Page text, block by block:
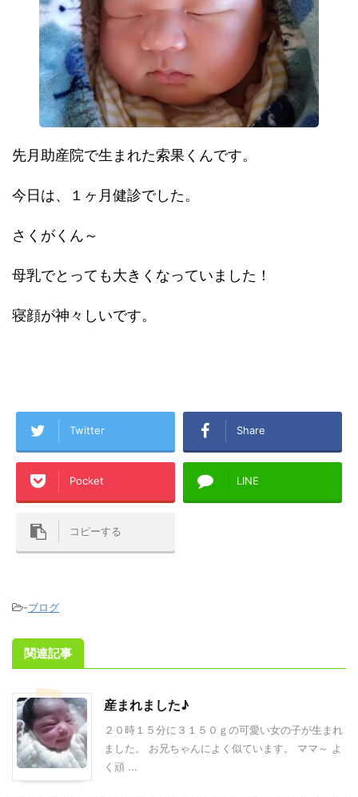
先月助産院で生まれた索果くんです。
今日は、１ヶ月健診でした。
さくがくん～
母乳でとっても大きくなっていました！
寝顔が神々しいです。
Twitter Share
Pocket LINE
コピーする
-ブログ
関連記事
産まれました♪
２０時１５分に３１５０ｇの可愛い女の子が生まれ
ました。 お兄ちゃんによく似ています。 ママ～ よ
く頑 ...